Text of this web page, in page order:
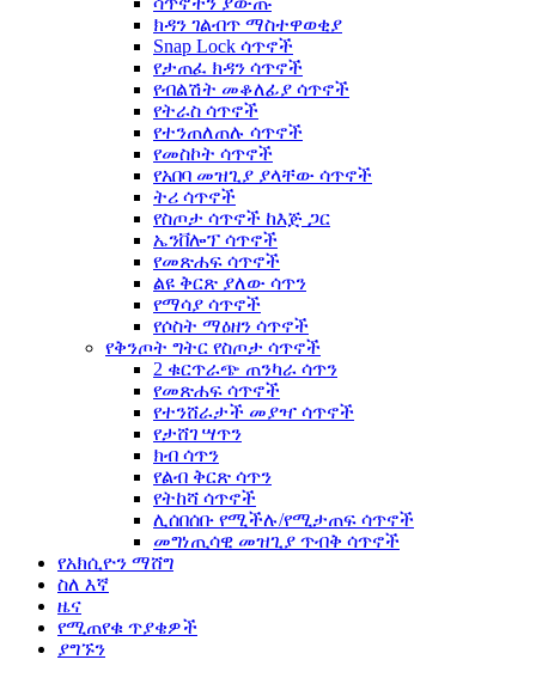
ክዳን ገልብጥ ማስተዋወቂያ
Snap Lock ሳጥኖች
የታጠፈ ክዳን ሳጥኖች
የብልሽት መቆለፊያ ሳጥኖች
የትራስ ሳጥኖች
የተንጠለጠሉ ሳጥኖች
የመስኮት ሳጥኖች
የአበባ መዝጊያ ያላቸው ሳጥኖች
ትሪ ሳጥኖች
የስጦታ ሳጥኖች ከእጅ ጋር
ኤንቨሎፕ ሳጥኖች
የመጽሐፍ ሳጥኖች
ልዩ ቅርጽ ያለው ሳጥን
የማሳያ ሳጥኖች
የሶስት ማዕዘን ሳጥኖች
የቅንጦት ግትር የስጦታ ሳጥኖች
2 ቁርጥራጭ ጠንካራ ሳጥን
የመጽሐፍ ሳጥኖች
የተንሸራታች መያዣ ሳጥኖች
የታሸገ ሣጥን
ክብ ሳጥን
የልብ ቅርጽ ሳጥን
የትከሻ ሳጥኖች
ሊሰበሰቡ የሚችሉ/የሚታጠፍ ሳጥኖች
መግነጢሳዊ መዝጊያ ጥብቅ ሳጥኖች
የአክሲዮን ማሸግ
ስለ እኛ
ዜና
የሚጠየቁ ጥያቄዎች
ያግኙን